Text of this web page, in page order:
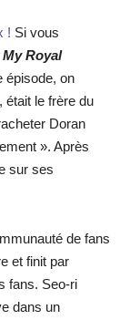
! Si vous
Royal
épisode, on
était le frère du
Doran
». Après
sur ses
de fans
et finit par
fans. Seo-ri
dans un